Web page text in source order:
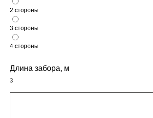
2 стороны
3 стороны
4 стороны
Длина забора, м
3